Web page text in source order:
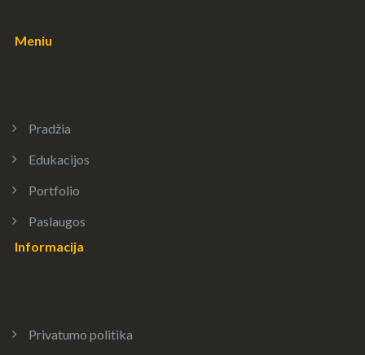
Meniu
Pradžia
Edukacijos
Portfolio
Paslaugos
Informacija
Privatumo politika